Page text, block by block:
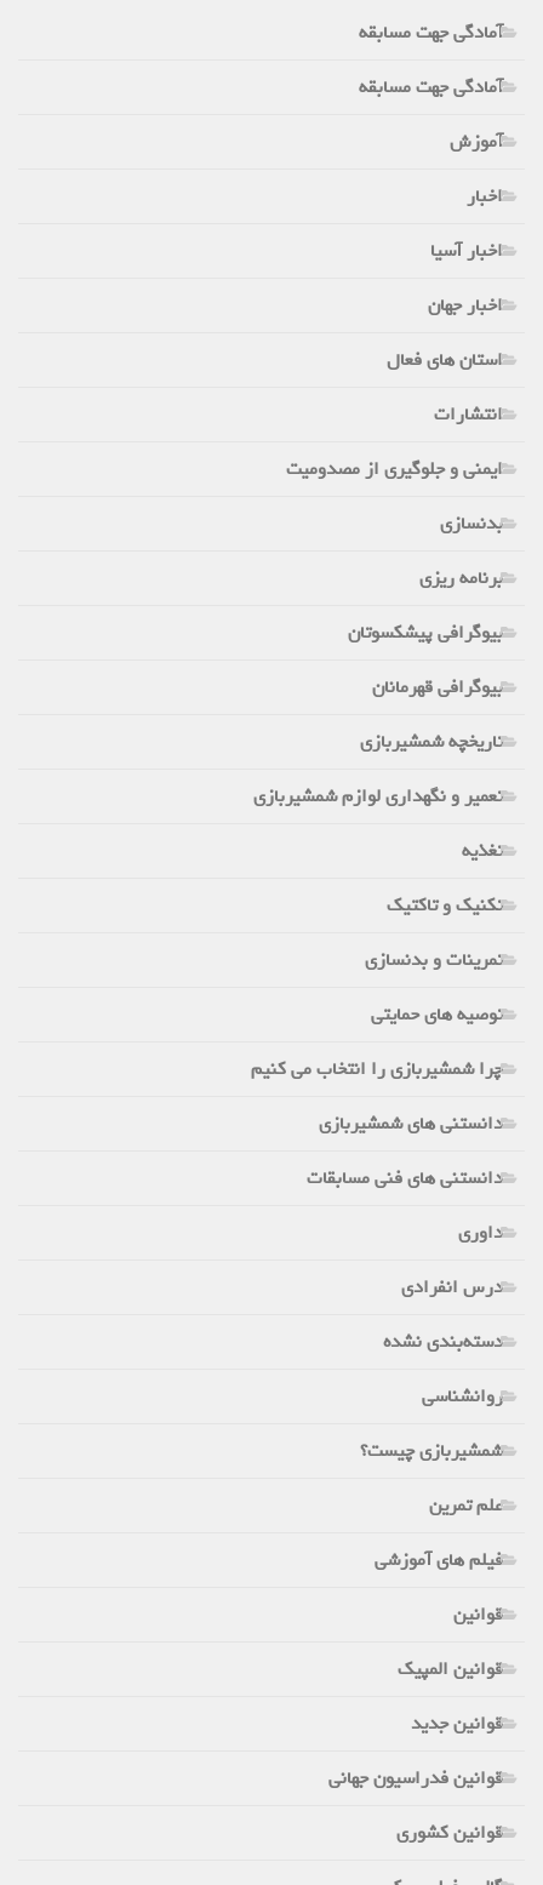
آمادگی جهت مسابقه
آمادگی جهت مسابقه
آموزش
اخبار
اخبار آسیا
اخبار جهان
استان های فعال
انتشارات
ایمنی و جلوگیری از مصدومیت
بدنسازی
برنامه ریزی
بیوگرافی پیشکسوتان
بیوگرافی قهرمانان
تاریخچه شمشیربازی
تعمیر و نگهداری لوازم شمشیربازی
تغذیه
تکنیک و تاکتیک
تمرینات و بدنسازی
توصیه های حمایتی
چرا شمشیربازی را انتخاب می کنیم
دانستنی های شمشیربازی
دانستنی های فنی مسابقات
داوری
درس انفرادی
دسته‌بندی نشده
روانشناسی
شمشیربازی چیست؟
علم تمرین
فیلم های آموزشی
قوانین
قوانین المپیک
قوانین جدید
قوانین فدراسیون جهانی
قوانین کشوری